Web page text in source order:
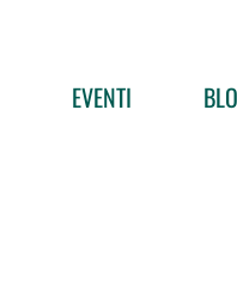
EVENTI